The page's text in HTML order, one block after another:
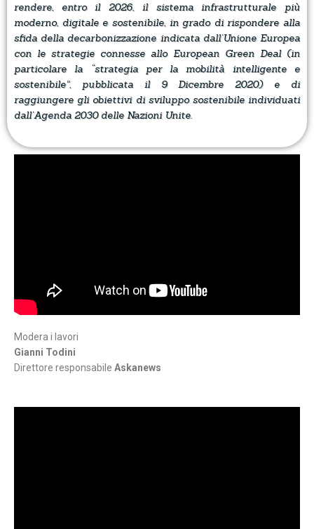
rendere, entro il 2026, il sistema infrastrutturale più
moderno, digitale e sostenibile, in grado di rispondere alla
sfida della decarbonizzazione indicata dall’Unione Europea
con le strategie connesse allo European Green Deal (in
particolare la “strategia per la mobilità intelligente e
sostenibile”, pubblicata il 9 Dicembre 2020) e di
raggiungere gli obiettivi di sviluppo sostenibile individuati
dall’Agenda 2030 delle Nazioni Unite.
Modera i lavori
Gianni Todini
Direttore responsabile Askanews